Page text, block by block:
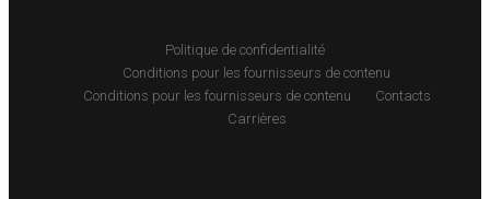
Politique de confidentialité
Conditions pour les fournisseurs de contenu
Conditions pour les fournisseurs de contenu
Contacts
Carrières